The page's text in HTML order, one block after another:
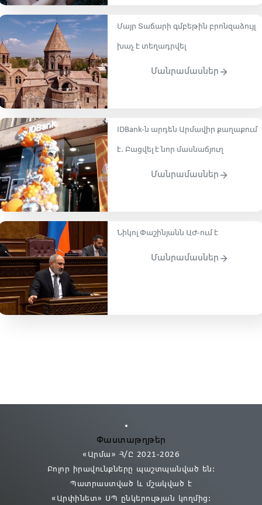
Մայր Տաճարի գմբեթին բրոնզաձույլ
խաչ է տեղադրվել
Մանրամասներ
IDBank-ն արդեն Արմավիր քաղաքում
է. Բացվել է նոր մասնաճյուղ
Մանրամասներ
Նիկոլ Փաշինյանն ԱԺ-ում է
Մանրամասներ
Փաստաթղթեր
«Արմա» Հ/Ը 2021-2026
Բոլոր իրավունքները պաշտպանված են:
Պատրաստված և մշակված է
«Արփինետ» ՍՊ ընկերության կողմից։